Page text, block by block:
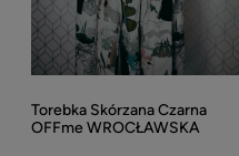
Torebka Skórzana Czarna
OFFme WROCŁAWSKA